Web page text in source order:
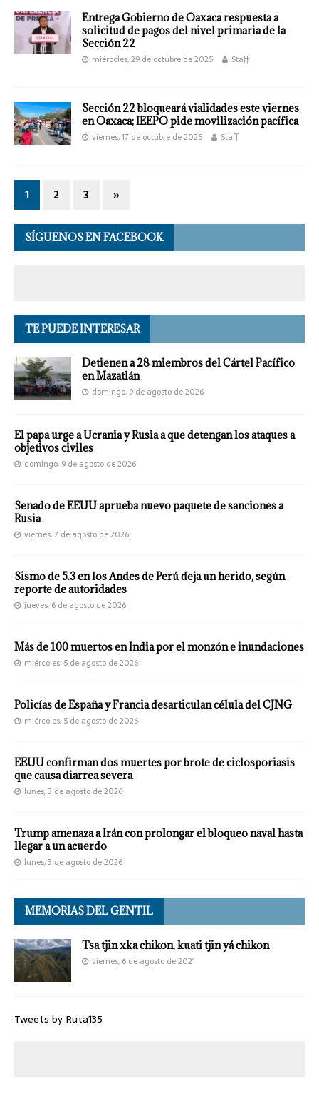
Entrega Gobierno de Oaxaca respuesta a
solicitud de pagos del nivel primaria de la
Sección 22
miércoles, 29 de octubre de 2025 Staff
Sección 22 bloqueará vialidades este viernes
en Oaxaca; IEEPO pide movilización pacífica
viernes, 17 de octubre de 2025 Staff
1 2 3 »
SÍGUENOS EN FACEBOOK
TE PUEDE INTERESAR
Detienen a 28 miembros del Cártel Pacífico
en Mazatlán
domingo, 9 de agosto de 2026
El papa urge a Ucrania y Rusia a que detengan los ataques a
objetivos civiles
domingo, 9 de agosto de 2026
Senado de EEUU aprueba nuevo paquete de sanciones a
Rusia
viernes, 7 de agosto de 2026
Sismo de 5.3 en los Andes de Perú deja un herido, según
reporte de autoridades
jueves, 6 de agosto de 2026
Más de 100 muertos en India por el monzón e inundaciones
miércoles, 5 de agosto de 2026
Policías de España y Francia desarticulan célula del CJNG
miércoles, 5 de agosto de 2026
EEUU confirman dos muertes por brote de ciclosporiasis
que causa diarrea severa
lunes, 3 de agosto de 2026
Trump amenaza a Irán con prolongar el bloqueo naval hasta
llegar a un acuerdo
lunes, 3 de agosto de 2026
MEMORIAS DEL GENTIL
Tsa tjin xka chikon, kuati tjin yá chikon
viernes, 6 de agosto de 2021
Tweets by Ruta135